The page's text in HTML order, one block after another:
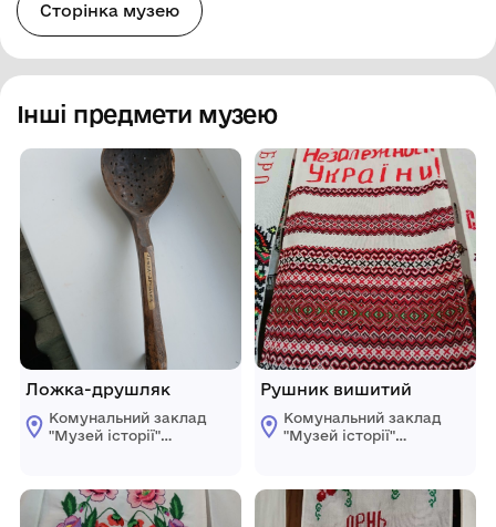
Сторінка музею
Інші предмети музею
Ложка-друшляк
Комунальний заклад
"Музей історії"
Рушник вишитий
Комунальний заклад
"Музей історії"